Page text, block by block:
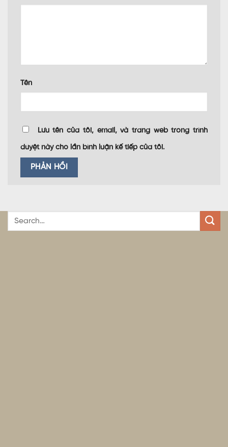
Tên
Lưu tên của tôi, email, và trang web trong trình
duyệt này cho lần bình luận kế tiếp của tôi.